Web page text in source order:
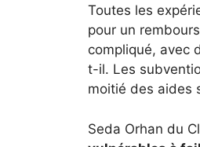
Toutes les
pour un
compliqué, avec
t-il. Les
moitié des aides
Seda Orhan du